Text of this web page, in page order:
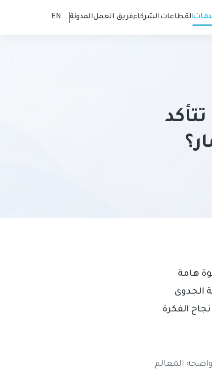
القطاعاتالشركاءفريق العملالمدونة EN
هامة
الجدوى
الفكرة
المعالم